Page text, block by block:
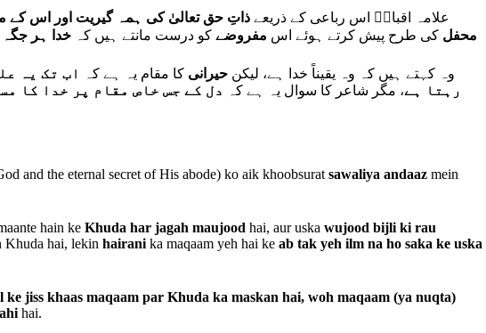
علامہ اقبالؒ اس رباعی کے ذریعے ذاتِ حق تعالیٰ کی ہمہ گیریت اور اس کے
محفل کی طرح پیش کرتے ہوئے اس مفروضے کو درست مانتے ہیں کہ خدا ہر جگہ
وہ کہتے ہیں کہ وہ یقیناً خدا ہے، لیکن حیرانی کا مقام یہ ہے کہ اب تک یہ
رہتا ہے، مگر شاعر کا سوال یہ ہے کہ دل کے جس خاص مقام پر خدا کا
and the eternal secret of His abode) ko aik khoobsurat sawaliya andaaz mein
hain ke Khuda har jagah maujood hai, aur uska wujood bijli ki rau
Khuda hai, lekin hairani ka maqaam yeh hai ke ab tak yeh ilm na ho saka ke uska
ke jiss khaas maqaam par Khuda ka maskan hai, woh maqaam (ya nuqta)
hai.